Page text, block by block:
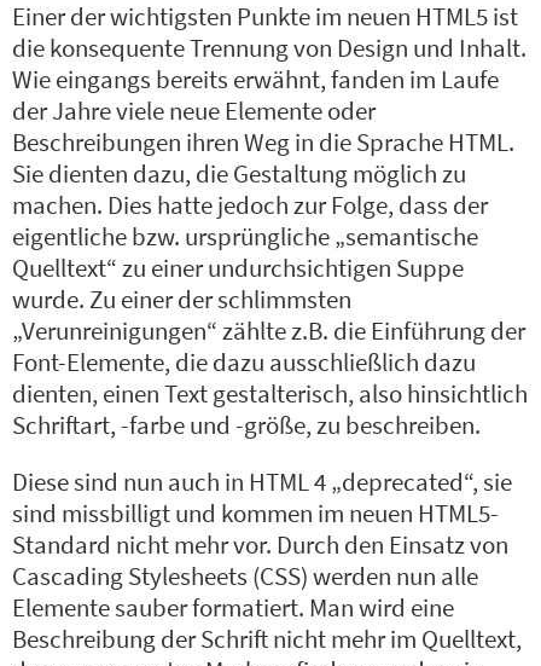
Einer der wichtigsten Punkte im neuen HTML5 ist
die konsequente Trennung von Design und Inhalt.
Wie eingangs bereits erwähnt, fanden im Laufe
der Jahre viele neue Elemente oder
Beschreibungen ihren Weg in die Sprache HTML.
Sie dienten dazu, die Gestaltung möglich zu
machen. Dies hatte jedoch zur Folge, dass der
eigentliche bzw. ursprüngliche „semantische
Quelltext“ zu einer undurchsichtigen Suppe
wurde. Zu einer der schlimmsten
„Verunreinigungen“ zählte z.B. die Einführung der
Font-Elemente, die dazu ausschließlich dazu
dienten, einen Text gestalterisch, also hinsichtlich
Schriftart, -farbe und -größe, zu beschreiben.
Diese sind nun auch in HTML 4 „deprecated“, sie
sind missbilligt und kommen im neuen HTML5-
Standard nicht mehr vor. Durch den Einsatz von
Cascading Stylesheets (CSS) werden nun alle
Elemente sauber formatiert. Man wird eine
Beschreibung der Schrift nicht mehr im Quelltext,